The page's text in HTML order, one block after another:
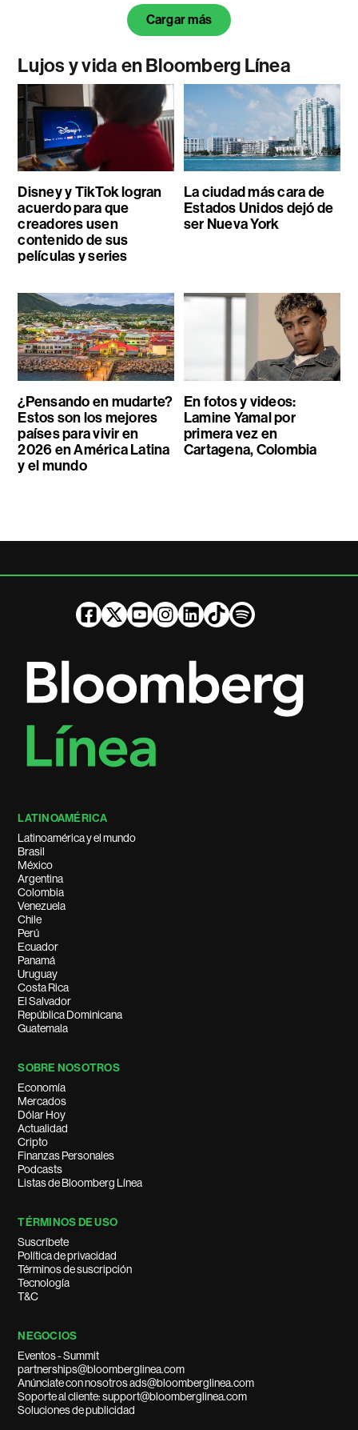
Cargar más
Lujos y vida en Bloomberg Línea
Disney y TikTok logran
acuerdo para que
creadores usen
contenido de sus
películas y series
La ciudad más cara de
Estados Unidos dejó de
ser Nueva York
¿Pensando en mudarte?
Estos son los mejores
países para vivir en
2026 en América Latina
y el mundo
En fotos y videos:
Lamine Yamal por
primera vez en
Cartagena, Colombia
LATINOAMÉRICA
Latinoamérica y el mundo
Brasil
México
Argentina
Colombia
Venezuela
Chile
Perú
Ecuador
Panamá
Uruguay
Costa Rica
El Salvador
República Dominicana
Guatemala
SOBRE NOSOTROS
Economía
Mercados
Dólar Hoy
Actualidad
Cripto
Finanzas Personales
Podcasts
Listas de Bloomberg Línea
TÉRMINOS DE USO
Suscríbete
Política de privacidad
Términos de suscripción
Tecnología
T&C
NEGOCIOS
Eventos - Summit
partnerships@bloomberglinea.com
Anúnciate con nosotros ads@bloomberglinea.com
Soporte al cliente: support@bloomberglinea.com
Soluciones de publicidad